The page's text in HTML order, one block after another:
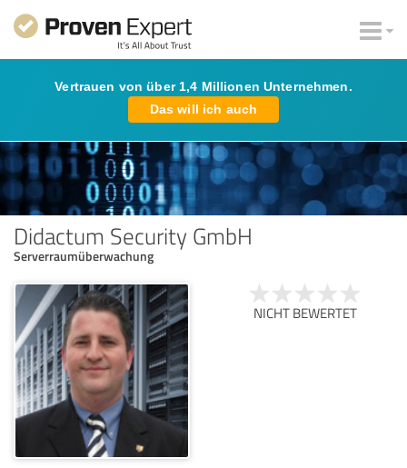
Vertrauen von über 1,4 Millionen Unternehmen.
Das will ich auch
Didactum Security GmbH
Serverraumüberwachung
NICHT BEWERTET